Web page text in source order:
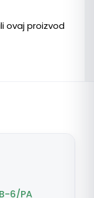
ovaj proizvod